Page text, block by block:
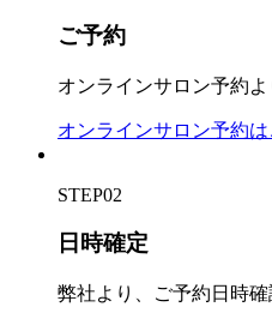
ご予約
オンラインサロン予約
オンラインサロン予約は
STEP02
日時確定
弊社より、ご予約日時